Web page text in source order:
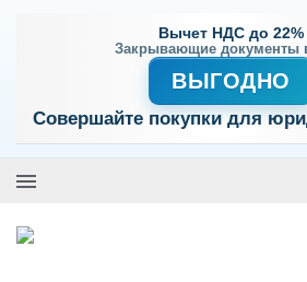
Вычет НДС до 22%
Закрывающие документы
ВЫГОДНО
Совершайте покупки для